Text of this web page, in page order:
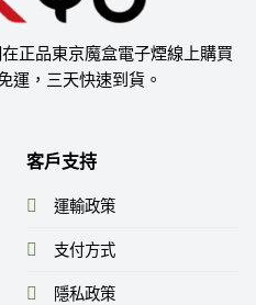
正品東京魔盒電子煙線上購買
運，三天快速到貨。
客戶支持
運輸政策
支付方式
隱私政策